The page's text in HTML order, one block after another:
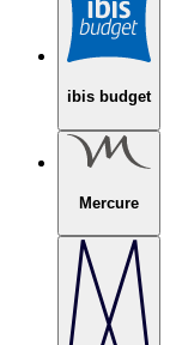
ibis budget
Mercure